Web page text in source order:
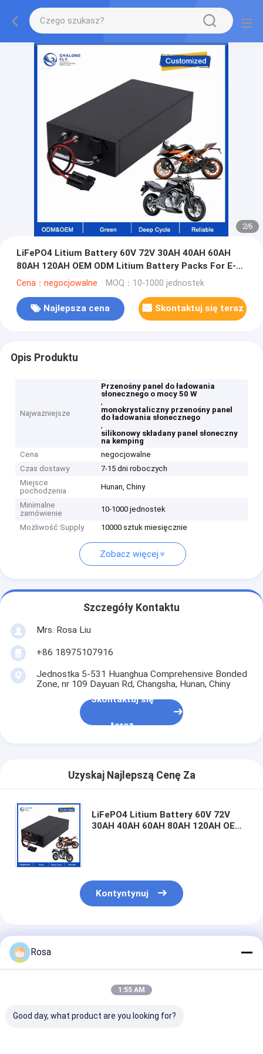
2/6
LiFePO4 Litium Battery 60V 72V 30AH 40AH 60AH
80AH 120AH OEM ODM Litium Battery Packs For E-
Bike/Motorcycle/Wheelchair
Cena：negocjowalne MOQ：10-1000 jednostek
Najlepsza cena Skontaktuj się teraz
Opis Produktu
Najważniejsze
Przenośny panel do ładowania
słonecznego o mocy 50 W
,
monokrystaliczny przenośny panel
do ładowania słonecznego
,
silikonowy składany panel słoneczny
na kemping
Cena
negocjowalne
Czas dostawy
7-15 dni roboczych
Miejsce
pochodzenia
Hunan, Chiny
Minimalne
zamówienie
10-1000 jednostek
Możliwość Supply 10000 sztuk miesięcznie
Zobacz więcej
Szczegóły Kontaktu
Mrs. Rosa Liu
+86 18975107916
Jednostka 5-531 Huanghua Comprehensive Bonded
Zone, nr 109 Dayuan Rd, Changsha, Hunan, Chiny
Skontaktuj się
teraz
Uzyskaj Najlepszą Cenę Za
LiFePO4 Litium Battery 60V 72V
30AH 40AH 60AH 80AH 120AH OEM
Kontyntynuj
Polecane Produkty
Rosa
1:55 AM
Good day, what product are you looking for?